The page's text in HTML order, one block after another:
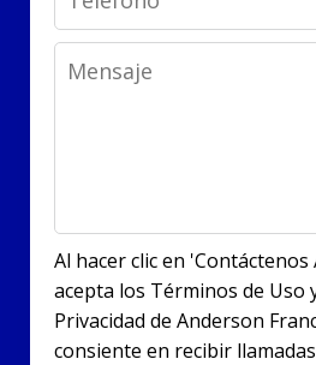
Message
Al hacer clic en
acepta los Términos de Uso
Privacidad de Anderson
consiente en recibir